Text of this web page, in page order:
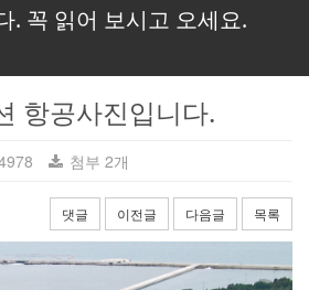
. 꼭 읽어 보시고 오세요.
항공사진입니다.
첨부 2개
댓글 이전글 다음글 목록